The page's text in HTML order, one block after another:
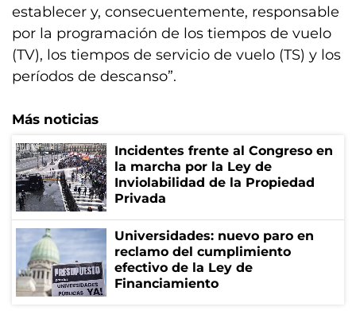
establecer y, consecuentemente, responsable
por la programación de los tiempos de vuelo
(TV), los tiempos de servicio de vuelo (TS) y los
períodos de descanso”.
Más noticias
Incidentes frente al Congreso en
la marcha por la Ley de
Inviolabilidad de la Propiedad
Privada
Universidades: nuevo paro en
reclamo del cumplimiento
efectivo de la Ley de
Financiamiento